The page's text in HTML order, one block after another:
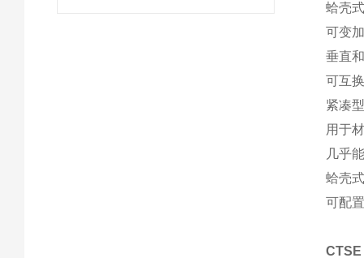
蛤壳
可变
垂直
可互
紧凑
用于
几乎
蛤壳
可配
CTSE